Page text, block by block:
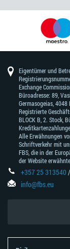
Eigentümer und
Exchange
Büroadresse: 89,
Germasogeias, 4048
Registrierte
BLOCK В, 2. Stock,
Alle Erwähnungen
Schriftverkehr mit
FBS, die in der
der Website
+357 25 313540/
info@fbs.eu